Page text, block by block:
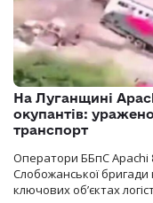
На Луганщині
окупантів:
транспорт
Оператори ББпС Apachi
Слобожанської
ключових об’єктах